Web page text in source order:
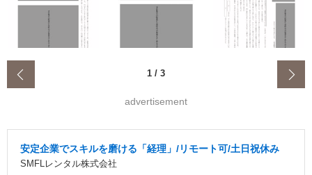
1 / 3
advertisement
安定企業でスキルを磨ける「経理」/リモート可/土日祝休み
SMFLレンタル株式会社